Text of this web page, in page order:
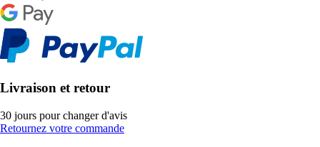
Livraison et retour
30 jours pour changer d'avis
Retournez votre commande